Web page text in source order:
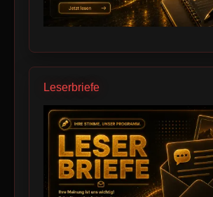
Leserbriefe